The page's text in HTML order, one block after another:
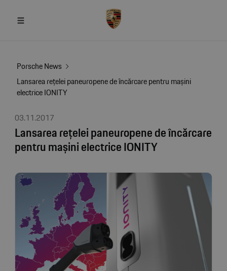
Porsche News
Lansarea rețelei paneuropene de încărcare pentru mașini
electrice IONITY
03.11.2017
Lansarea rețelei paneuropene de încărcare
pentru mașini electrice IONITY